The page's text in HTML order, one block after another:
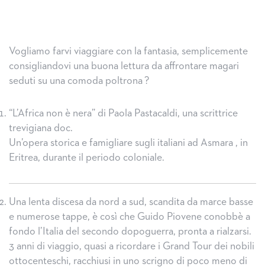
Vogliamo farvi viaggiare con la fantasia, semplicemente
consigliandovi una buona lettura da affrontare magari
seduti su una comoda poltrona ?
“L’Africa non è nera” di Paola Pastacaldi, una scrittrice
trevigiana doc.
Un’opera storica e famigliare sugli italiani ad Asmara , in
Eritrea, durante il periodo coloniale.
Una lenta discesa da nord a sud, scandita da marce basse
e numerose tappe, è così che Guido Piovene conobbè a
fondo l’Italia del secondo dopoguerra, pronta a rialzarsi.
3 anni di viaggio, quasi a ricordare i Grand Tour dei nobili
ottocenteschi, racchiusi in uno scrigno di poco meno di